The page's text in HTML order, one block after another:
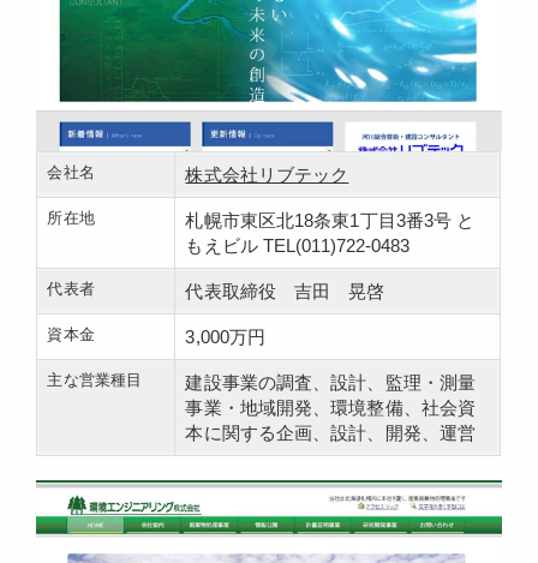
会社名 株式会社リブテック
所在地
札幌市東区北18条東1丁目3番3号 と
もえビル TEL(011)722-0483
代表者 代表取締役 吉田 晃啓
資本金 3,000万円
主な営業種目
建設事業の調査、設計、監理・測量
事業・地域開発、環境整備、社会資
本に関する企画、設計、開発、運営